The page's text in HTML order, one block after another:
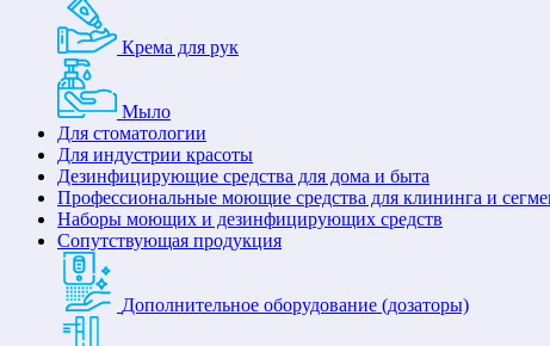
Крема для рук
Мыло
Для стоматологии
Для индустрии красоты
Дезинфицирующие средства для дома и быта
Профессиональные моющие средства для клининга и
Наборы моющих и дезинфицирующих средств
Сопутствующая продукция
Дополнительное оборудование (дозаторы)